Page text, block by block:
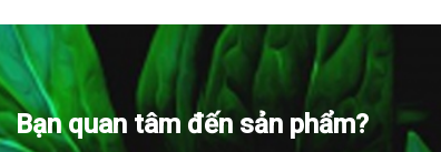
Bạn quan tâm đến sản phẩm?